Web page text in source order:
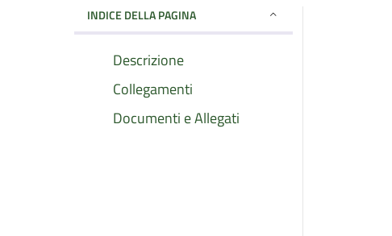
INDICE DELLA PAGINA
Descrizione
Collegamenti
Documenti e Allegati